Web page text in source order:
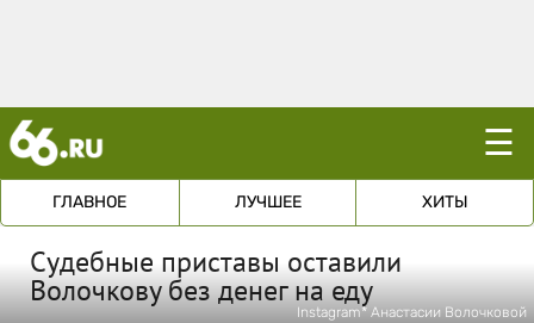
☰
ГЛАВНОЕ ЛУЧШЕЕ ХИТЫ
Судебные приставы оставили
Волочкову без денег на еду
Instagram* Анастасии Волочковой